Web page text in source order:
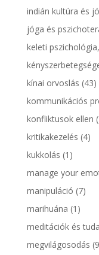
indián kultúra és
jóga és
keleti
kínai orvoslás (43)
kommunikációs
konfliktusok ellen
kritikakezelés (4)
kukkolás (1)
manage your
manipuláció (7)
marihuána (1)
meditációk és
megvilágosodás